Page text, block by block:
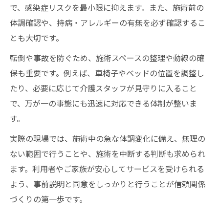
で、感染症リスクを最小限に抑えます。また、施術前の
体調確認や、持病・アレルギーの有無を必ず確認するこ
とも大切です。
転倒や事故を防ぐため、施術スペースの整理や動線の確
保も重要です。例えば、車椅子やベッドの位置を調整し
たり、必要に応じて介護スタッフが見守りに入ること
で、万が一の事態にも迅速に対応できる体制が整いま
す。
実際の現場では、施術中の急な体調変化に備え、無理の
ない範囲で行うことや、施術を中断する判断も求められ
ます。利用者やご家族が安心してサービスを受けられる
よう、事前説明と同意をしっかりと行うことが信頼関係
づくりの第一歩です。